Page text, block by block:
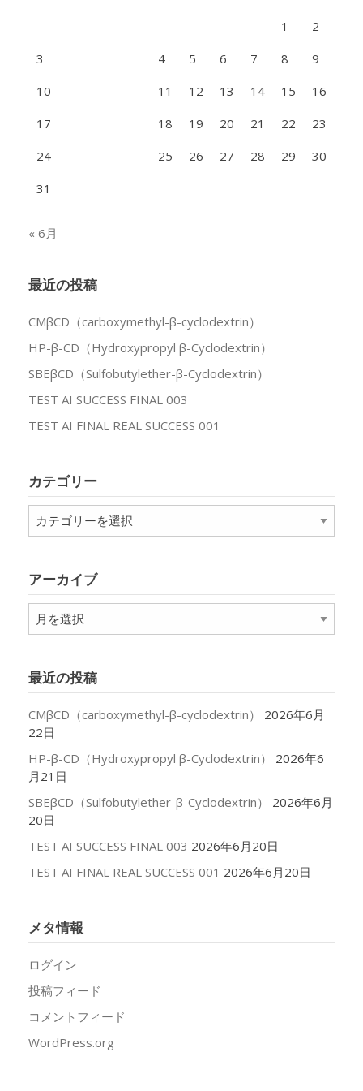
1
2
3
4 5 6 7 8
9
10
11 12 13 14 15
16
17
18 19 20 21 22
23
24
25 26 27 28 29
30
31
« 6月
最近の投稿
CMβCD（carboxymethyl-β-cyclodextrin）
HP-β-CD（Hydroxypropyl β-Cyclodextrin）
SBEβCD（Sulfobutylether-β-Cyclodextrin）
TEST AI SUCCESS FINAL 003
TEST AI FINAL REAL SUCCESS 001
カテゴリー
テ
ー
アーカイブ
ア
ー
ブ
最近の投稿
CMβCD（carboxymethyl-β-cyclodextrin）
2026年6月
22日
HP-β-CD（Hydroxypropyl β-Cyclodextrin）
2026年6
月21日
SBEβCD（Sulfobutylether-β-Cyclodextrin）
2026年6月
20日
TEST AI SUCCESS FINAL 003 2026年6月20日
TEST AI FINAL REAL SUCCESS 001 2026年6月20日
メタ情報
ログイン
投稿フィード
コメントフィード
WordPress.org